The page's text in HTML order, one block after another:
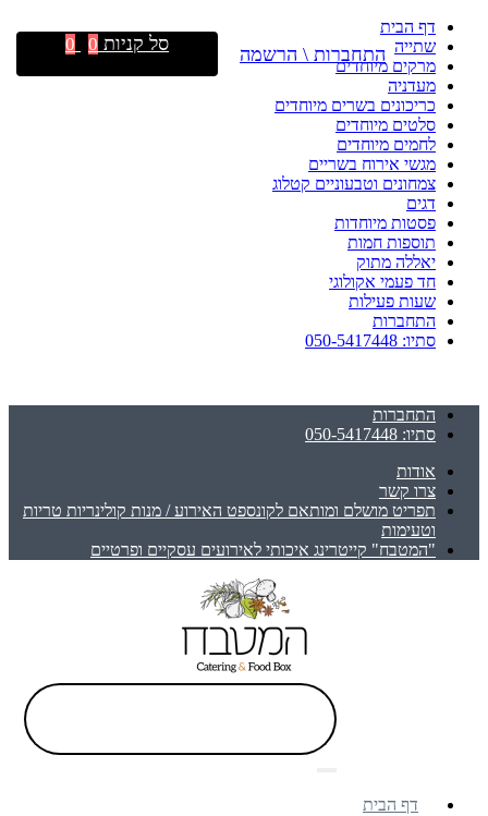
דף הבית
שתייה
מרקים מיוחדים
מעדניה
כריכונים בשרים מיוחדים
סלטים מיוחדים
לחמים מיוחדים
מגשי אירוח בשריים
צמחונים וטבעוניים קטלוג
דגים
פסטות מיוחדות
תוספות חמות
יאללה מתוק
חד פעמי אקולוגי
שעות פעילות
התחברות
סתיו: 050-5417448
התחברות
סתיו: 050-5417448
אודות
צרו קשר
תפריט מושלם ומותאם לקונספט האירוע / מנות קולינריות טריות
וטעימות
"המטבח" קייטרינג איכותי לאירועים עסקיים ופרטיים
התחברות \ הרשמה סל קניות 0
0
דף הבית